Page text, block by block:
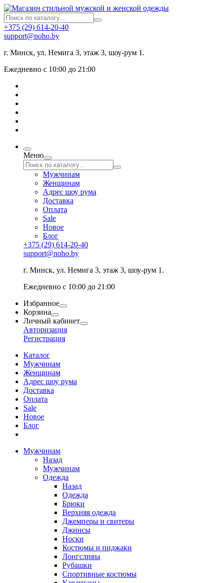
+375 (29) 614-20-40
support@noho.by
г. Минск, ул. Немига 3, этаж 3, шоу-рум 1.
Ежедневно с 10:00 до 21:00
Меню
Мужчинам
Женщинам
Адрес шоу рума
Доставка
Оплата
Sale
Новое
Блог
+375 (29) 614-20-40
support@noho.by
г. Минск, ул. Немига 3, этаж 3, шоу-рум 1.
Ежедневно с 10:00 до 21:00
Избранное
Корзина
Личный кабинет
Авторизация
Регистрация
Каталог
Мужчинам
Женщинам
Адрес шоу рума
Доставка
Оплата
Sale
Новое
Блог
Мужчинам
Назад
Мужчинам
Одежда
Назад
Одежда
Брюки
Верхняя одежда
Джемперы и свитеры
Джинсы
Носки
Костюмы и пиджаки
Лонгсливы
Рубашки
Спортивные костюмы